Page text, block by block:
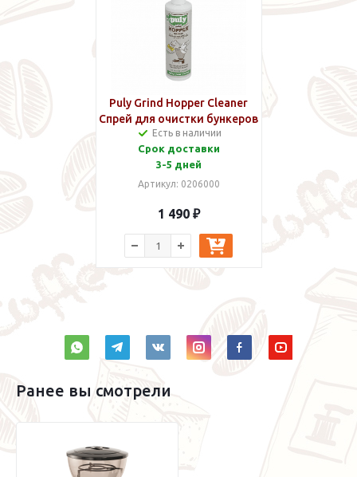
Puly Grind Hopper Cleaner
Спрей для очистки бункеров
для зерен 200 мл
Есть в наличии
Срок доставки
3-5 дней
Артикул: 0206000
1 490 ₽
Ранее вы смотрели